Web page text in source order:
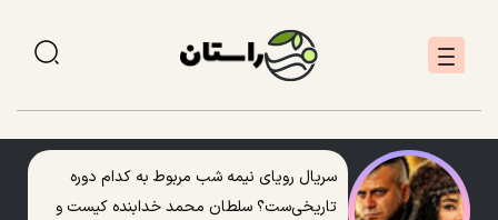
سریال رویای نیمه شب مربوط به کدام دوره
تاریخی‌ست؟ سلطان محمد خدابنده کیست و